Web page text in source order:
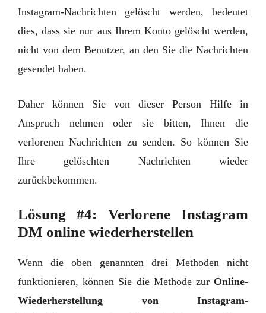
Instagram-Nachrichten gelöscht werden, bedeutet
dies, dass sie nur aus Ihrem Konto gelöscht werden,
nicht von dem Benutzer, an den Sie die Nachrichten
gesendet haben.
Daher können Sie von dieser Person Hilfe in
Anspruch nehmen oder sie bitten, Ihnen die
verlorenen Nachrichten zu senden. So können Sie
Ihre gelöschten Nachrichten wieder
zurückbekommen.
Lösung #4: Verlorene Instagram
DM online wiederherstellen
Wenn die oben genannten drei Methoden nicht
funktionieren, können Sie die Methode zur Online-
Wiederherstellung von Instagram-